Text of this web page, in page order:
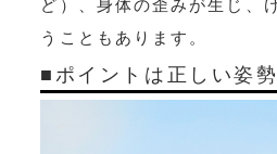
ど）、身体の歪みが生じ、
うこともあります。
■ポイントは正しい姿